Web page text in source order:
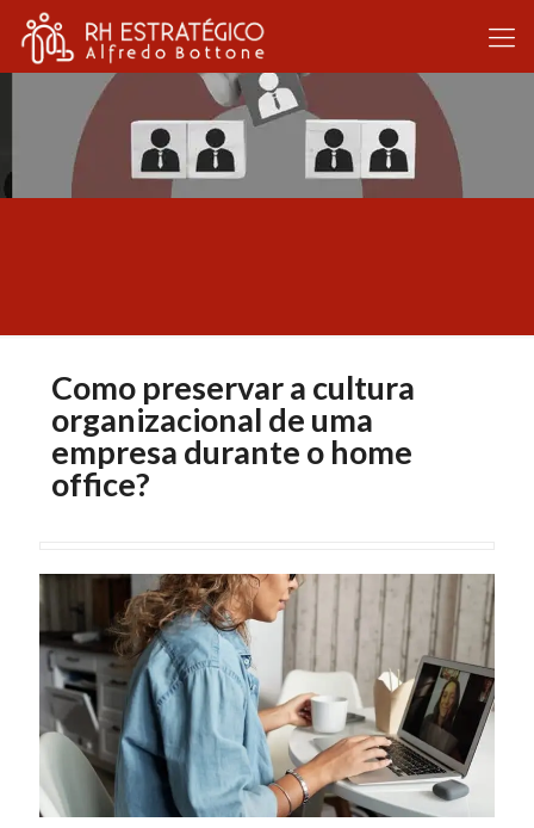
Como preservar a cultura
organizacional de uma
empresa durante o home
office?